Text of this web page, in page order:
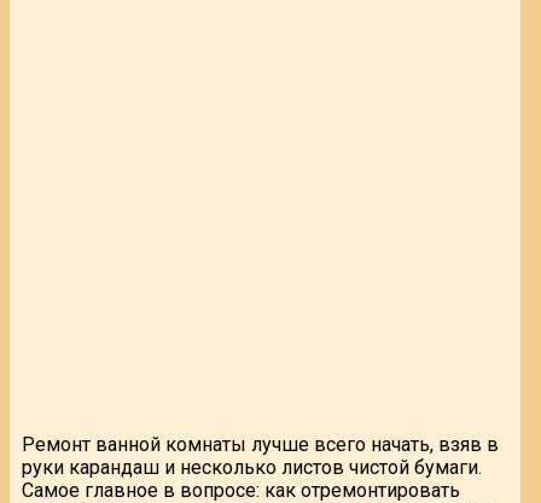
Ремонт ванной комнаты лучше всего начать, взяв в
руки карандаш и несколько листов чистой бумаги.
Самое главное в вопросе: как отремонтировать